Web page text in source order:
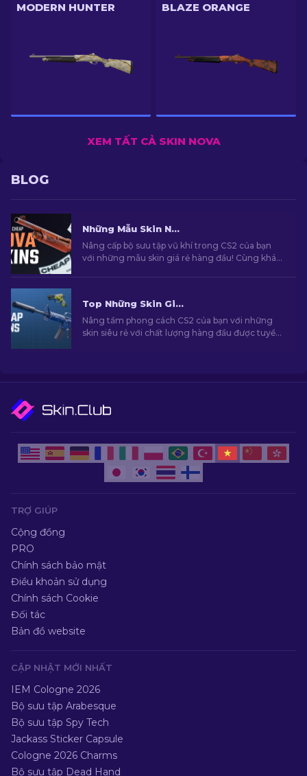
MODERN HUNTER BLAZE ORANGE
XEM TẤT CẢ SKIN NOVA
BLOG
Những Mẫu Skin Nova Tốt nhất Với Mức Giá Rẻ Trong CS2 [2026]
Nâng cấp bộ sưu tập vũ khí trong CS2 của bạn
với những mẫu skin giá rẻ hàng đầu! Cùng khám
Top Những Skin Giá Rẻ Hàng Đầu Trong CS2 [2026]
Nâng tầm phong cách CS2 của bạn với những
skin siêu rẻ với chất lượng hàng đầu được tuyển
TRỢ GIÚP
Cộng đồng
PRO
Chính sách bảo mật
Điều khoản sử dụng
Chính sách Cookie
Đối tác
Bản đồ website
CẬP NHẬT MỚI NHẤT
IEM Cologne 2026
Bộ sưu tập Arabesque
Bộ sưu tập Spy Tech
Jackass Sticker Capsule
Cologne 2026 Charms
Bộ sưu tập Dead Hand